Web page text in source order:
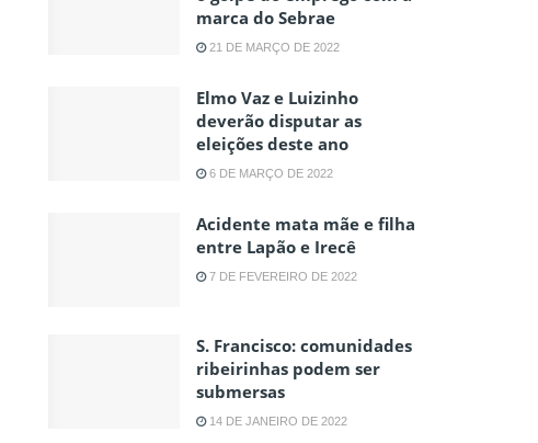
marca do Sebrae
21 DE MARÇO DE 2022
Elmo Vaz e Luizinho
deverão disputar as
eleições deste ano
6 DE MARÇO DE 2022
Acidente mata mãe e filha
entre Lapão e Irecê
7 DE FEVEREIRO DE 2022
S. Francisco: comunidades
ribeirinhas podem ser
submersas
14 DE JANEIRO DE 2022